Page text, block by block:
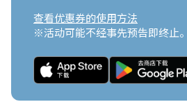
查看优惠券的使用方法
※活动可能不经事先预告即终止。